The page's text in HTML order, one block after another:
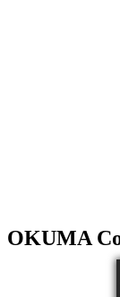
OKUMA